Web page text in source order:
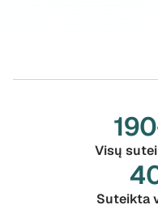
Visų
Suteikta